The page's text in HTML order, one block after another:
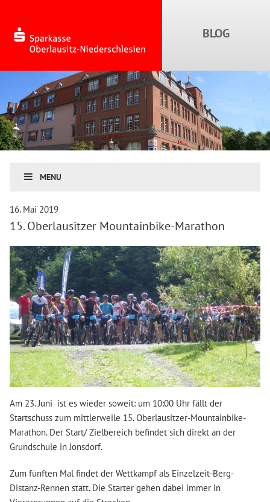
MENU
16. Mai 2019
15. Oberlausitzer Mountainbike-Marathon
Am 23. Juni ist es wieder soweit: um 10:00 Uhr fällt der
Startschuss zum mittlerweile 15. Oberlausitzer-Mountainbike-
Marathon. Der Start/ Zielbereich befindet sich direkt an der
Grundschule in Jonsdorf.
Zum fünften Mal findet der Wettkampf als Einzelzeit-Berg-
Distanz-Rennen statt. Die Starter gehen dabei immer in